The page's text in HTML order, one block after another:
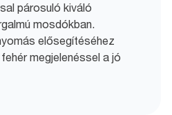
párosuló kiváló
mosdókban.
elősegítéséhez
megjelenéssel a jó